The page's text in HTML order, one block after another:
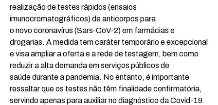
realização de testes rápidos (ensaios
imunocromatográficos) de anticorpos para
o novo coronavírus (Sars-CoV-2) em farmácias e
drogarias. A medida tem caráter temporário e excepcional
e visa ampliar a oferta e a rede de testagem, bem como
reduzir a alta demanda em serviços públicos de
saúde durante a pandemia. No entanto, é importante
ressaltar que os testes não têm finalidade confirmatória,
servindo apenas para auxiliar no diagnóstico da Covid-19.